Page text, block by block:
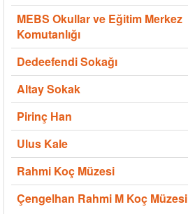
MEBS Okullar ve Eğitim Merkez
Komutanlığı
Dedeefendi Sokağı
Altay Sokak
Pirinç Han
Ulus Kale
Rahmi Koç Müzesi
Çengelhan Rahmi M Koç Müzesi